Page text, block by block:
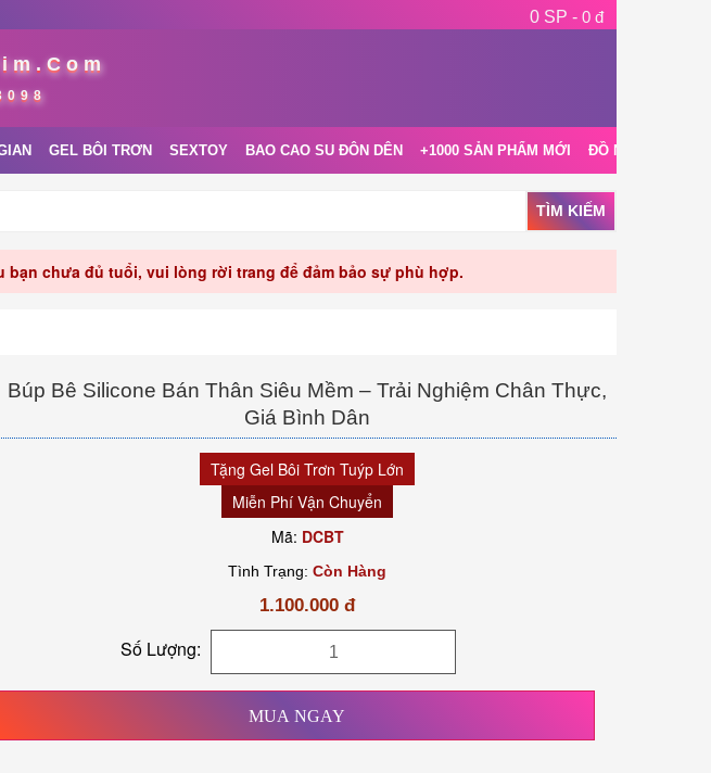
0 SP - 0 đ
GEL BÔI TRƠN SEXTOY BAO CAO SU ĐÔN DÊN +1000 SẢN PHẨM MỚI ĐỒ NGỦ NỘI Y
TÌM KIẾM
chưa đủ tuổi, vui lòng rời trang để đảm bảo sự phù hợp.
Búp Bê Silicone Bán Thân Siêu Mềm – Trải Nghiệm Chân Thực,
Giá Bình Dân
Tặng Gel Bôi Trơn Tuýp Lớn
Miễn Phí Vận Chuyển
Mã: DCBT
Tình Trạng: Còn Hàng
1.100.000 đ
Số Lượng:
MUA NGAY